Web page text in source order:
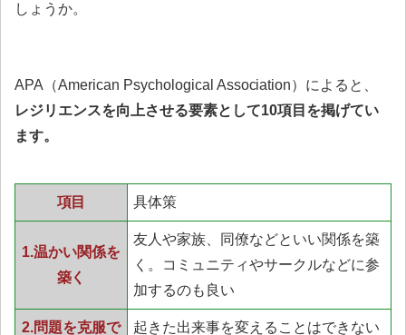
しょうか。
APA（American Psychological Association）によると、
レジリエンスを向上させる要素として10項目を掲げてい
ます。
項目 具体策
1.温かい関係を
築く
友人や家族、同僚などといい関係を築
く。コミュニティやサークルなどに参
加するのも良い
2.問題を克服で
起きた出来事を変えることはできない